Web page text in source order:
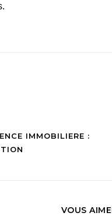
IMMOBILIERE :
VOUS